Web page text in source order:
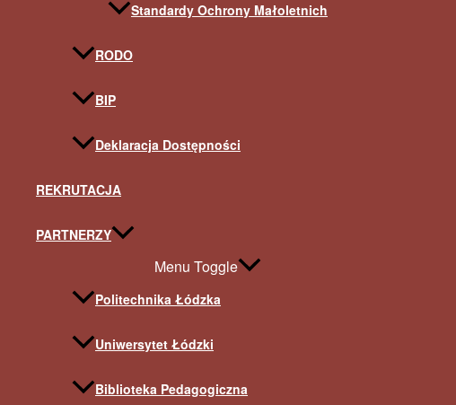
Standardy Ochrony Małoletnich
RODO
BIP
Deklaracja Dostępności
REKRUTACJA
PARTNERZY
Menu Toggle
Politechnika Łódzka
Uniwersytet Łódzki
Biblioteka Pedagogiczna